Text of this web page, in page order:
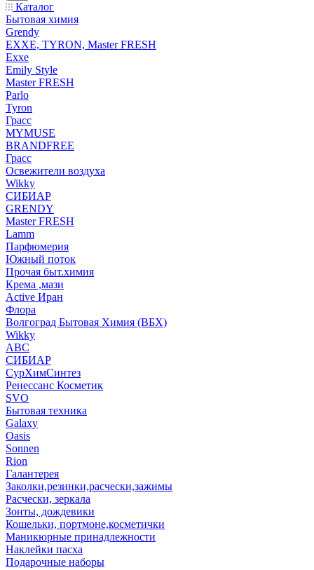
Каталог
Бытовая химия
Grendy
EXXE, TYRON, Master FRESH
Exxe
Emily Style
Master FRESH
Parlo
Tyron
Грасс
MYMUSE
BRANDFREE
Грасс
Освежители воздуха
Wikky
СИБИАР
GRENDY
Master FRESH
Lamm
Парфюмерия
Южный поток
Прочая быт.химия
Крема ,мази
Аctive Иран
Флора
Волгоград Бытовая Химия (ВБХ)
Wikky
АВС
СИБИАР
СурХимСинтез
Ренессанс Косметик
SVO
Бытовая техника
Galaxy
Oasis
Sonnen
Rion
Галантерея
Заколки,резинки,расчески,зажимы
Расчески, зеркала
Зонты, дождевики
Кошельки, портмоне,косметички
Маникюрные принадлежности
Наклейки пасха
Подарочные наборы